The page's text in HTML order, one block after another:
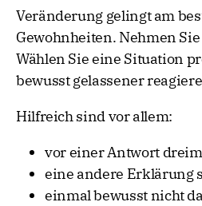
Veränderung gelingt am
Gewohnheiten. Nehmen
Wählen Sie eine Situation
bewusst gelassener
Hilfreich sind vor allem:
vor einer Antwort
eine andere Erklärung
einmal bewusst nicht